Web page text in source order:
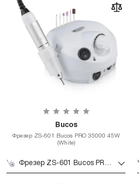
Bucos
Фрезер ZS-601 Bucos PRO 35000 45W
(White)
Фрезер ZS-601 Bucos PRO 35000 45W (White)